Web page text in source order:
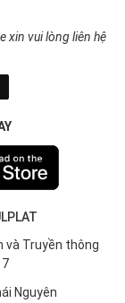
xin vui lòng liên hệ
và Truyền thông
Nguyên